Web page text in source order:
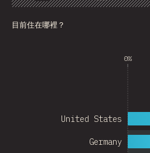
圖表 資料
目前住在哪裡？
0%
Germany
United States